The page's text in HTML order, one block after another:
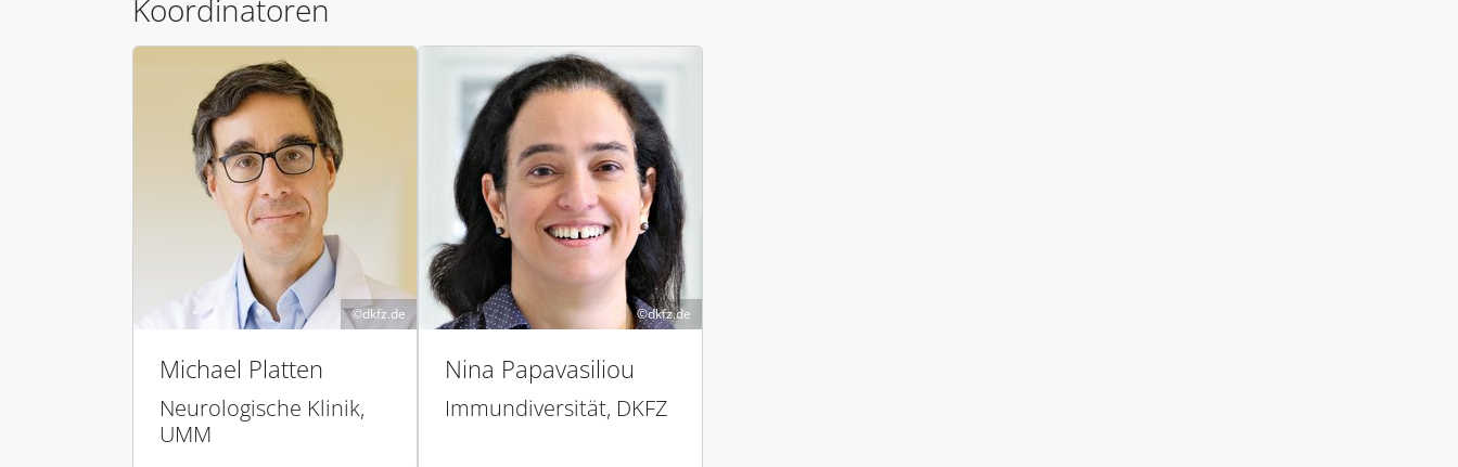
Koordinatoren
dkfz.de
Michael Platten
Neurologische Klinik,
UMM
dkfz.de
Nina Papavasiliou
Immundiversität, DKFZ